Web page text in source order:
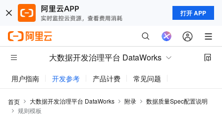
打开 APP
大数据开发治理平台 DataWorks
用户指南 开发参考 产品计费 常见问题
首页 大数据开发治理平台 DataWorks 附录
数据质量Spec配置说明
规则模板